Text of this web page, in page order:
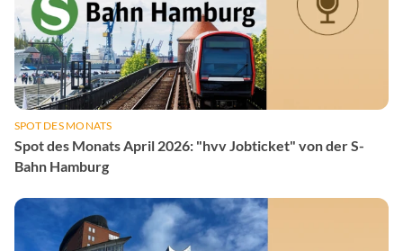
SPOT DES MONATS
Spot des Monats April 2026: "hvv Jobticket" von der S-
Bahn Hamburg